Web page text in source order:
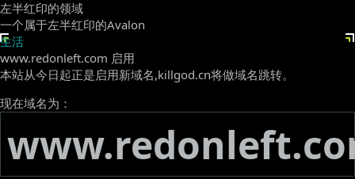
左半红印的领域
一个属于左半红印的Avalon
生活
www.redonleft.com 启用
本站从今日起正是启用新域名,killgod.cn将做域名跳转。
现在域名为：